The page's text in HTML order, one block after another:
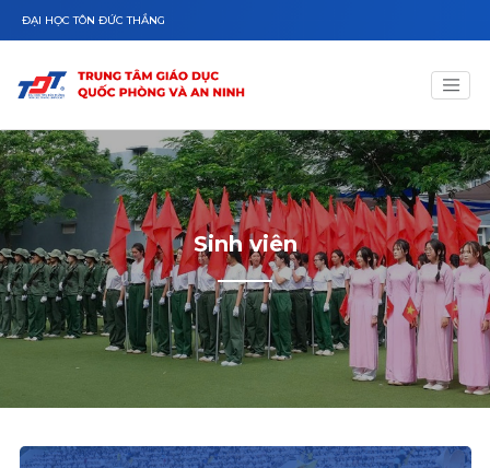
Nhảy đến nội dung
ĐẠI HỌC TÔN ĐỨC THẮNG
Sinh viên